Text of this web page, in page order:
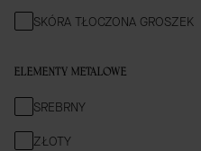
SKÓRA TŁOCZONA GROSZEK
ELEMENTY METALOWE
ELEMENTY METALOWE
SREBRNY
ZŁOTY